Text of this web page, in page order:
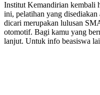
Institut Kemandirian kembali
ini, pelatihan yang
dicari merupakan lulusan
otomotif. Bagi kamu yang
lanjut. Untuk info beasiswa